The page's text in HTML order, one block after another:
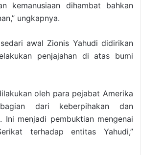
kemanusiaan dihambat bahkan
ungkapnya.
awal Zionis Yahudi didirikan
penjajahan di atas bumi
oleh para pejabat Amerika
dari keberpihakan dan
Ini menjadi pembuktian mengenai
terhadap entitas Yahudi,”